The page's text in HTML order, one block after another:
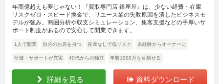
年商億超えも夢じゃない！『買取専門店 銀座屋』は、少ない経費・在庫
リスクゼロ・スピード換金で、リユース業の失敗原因を潰したビジネスモ
デルが強み。商圏分析や収支シミュレーション、集客支援などの手厚いサ
ポート制度があるので安心して開業できます。
1人で開業 自分のお店を持つ 在庫なしで低リスク 未経験からオーナーに
研修・サポートが充実 40代からの独立 年収1000万を目指せる
詳細を見る 資料ダウンロード